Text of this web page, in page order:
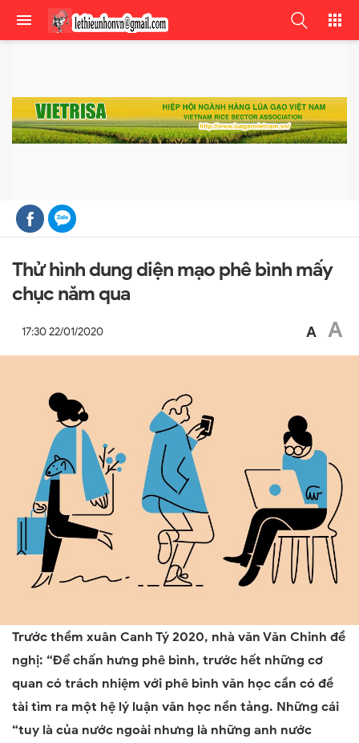
Thử hình dung diện mạo phê bình mấy
chục năm qua
17:30 22/01/2020 A A
Trước thềm xuân Canh Tý 2020, nhà văn Văn Chinh đề
nghị: “Để chấn hưng phê bình, trước hết những cơ
quan có trách nhiệm với phê bình văn học cần có đề
tài tìm ra một hệ lý luận văn học nền tảng. Những cái
“tuy là của nước ngoài nhưng là những anh nước